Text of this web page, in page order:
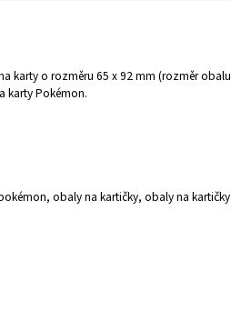
karty o rozměru 65 x 92 mm (rozměr obalu
karty Pokémon.
obaly na kartičky, obaly na kartičky